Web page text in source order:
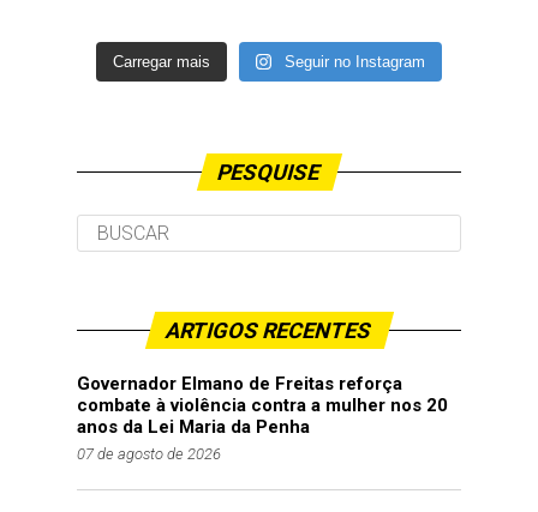
Carregar mais Seguir no Instagram
PESQUISE
ARTIGOS RECENTES
Governador Elmano de Freitas reforça
combate à violência contra a mulher nos 20
anos da Lei Maria da Penha
07 de agosto de 2026